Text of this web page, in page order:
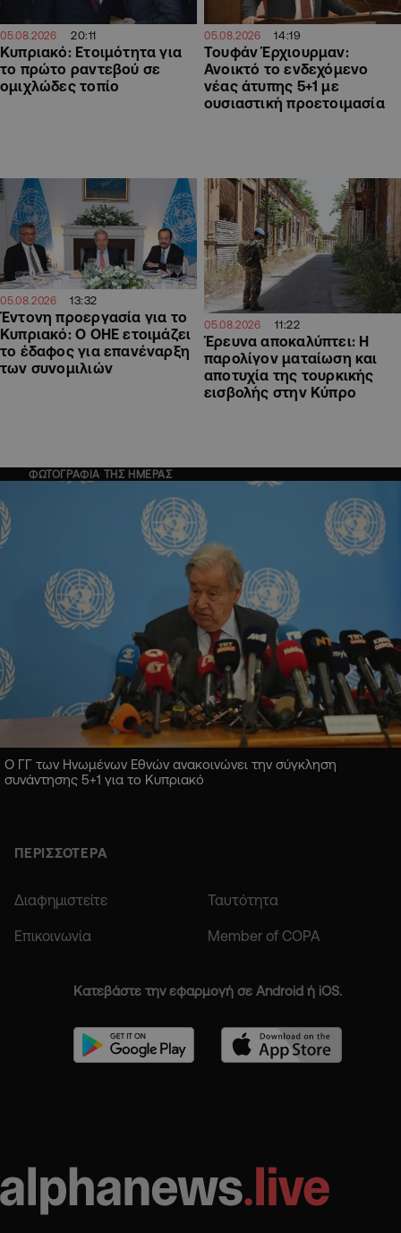
05.08.2026 20:11
Κυπριακό: Ετοιμότητα για
το πρώτο ραντεβού σε
ομιχλώδες τοπίο
05.08.2026 14:19
Τουφάν Έρχιουρμαν:
Ανοικτό το ενδεχόμενο
νέας άτυπης 5+1 με
ουσιαστική προετοιμασία
05.08.2026 13:32
Έντονη προεργασία για το
Κυπριακό: Ο ΟΗΕ ετοιμάζει
το έδαφος για επανέναρξη
των συνομιλιών
05.08.2026 11:22
Έρευνα αποκαλύπτει: Η
παρολίγον ματαίωση και
αποτυχία της τουρκικής
εισβολής στην Κύπρο
ΦΩΤΟΓΡΑΦΙΑ ΤΗΣ ΗΜΕΡΑΣ
Ο ΓΓ των Ηνωμένων Εθνών ανακοινώνει την σύγκληση
συνάντησης 5+1 για το Κυπριακό
ΠΕΡΙΣΣΟΤΕΡΑ
Διαφημιστείτε Ταυτότητα
Επικοινωνία Member of COPA
Κατεβάστε την εφαρμογή σε Android ή iOS.